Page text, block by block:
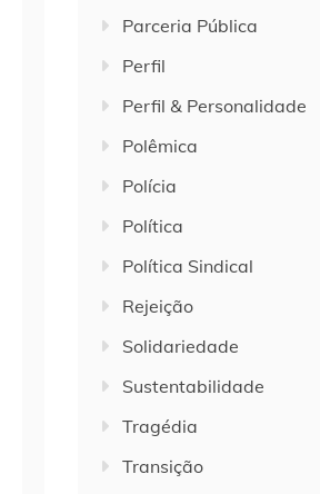
Parceria Pública
Perfil
Perfil & Personalidade
Polêmica
Polícia
Política
Política Sindical
Rejeição
Solidariedade
Sustentabilidade
Tragédia
Transição